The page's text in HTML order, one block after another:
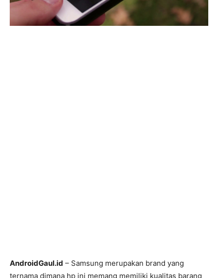
AndroidGaul.id – Samsung merupakan brand yang
ternama dimana hp ini memang memiliki kualitas barang